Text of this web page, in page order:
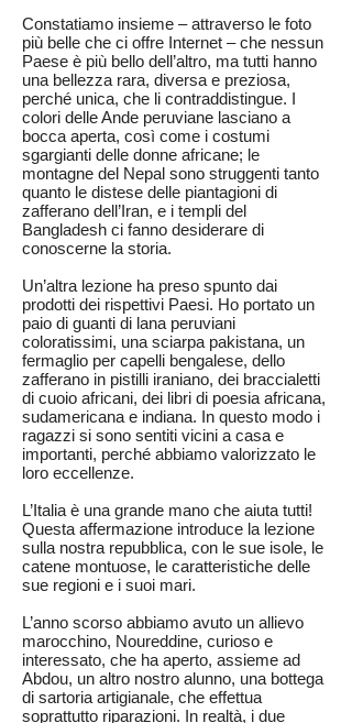
Constatiamo insieme – attraverso le foto
più belle che ci offre Internet – che nessun
Paese è più bello dell’altro, ma tutti hanno
una bellezza rara, diversa e preziosa,
perché unica, che li contraddistingue. I
colori delle Ande peruviane lasciano a
bocca aperta, così come i costumi
sgargianti delle donne africane; le
montagne del Nepal sono struggenti tanto
quanto le distese delle piantagioni di
zafferano dell’Iran, e i templi del
Bangladesh ci fanno desiderare di
conoscerne la storia.
Un’altra lezione ha preso spunto dai
prodotti dei rispettivi Paesi. Ho portato un
paio di guanti di lana peruviani
coloratissimi, una sciarpa pakistana, un
fermaglio per capelli bengalese, dello
zafferano in pistilli iraniano, dei braccialetti
di cuoio africani, dei libri di poesia africana,
sudamericana e indiana. In questo modo i
ragazzi si sono sentiti vicini a casa e
importanti, perché abbiamo valorizzato le
loro eccellenze.
L’Italia è una grande mano che aiuta tutti!
Questa affermazione introduce la lezione
sulla nostra repubblica, con le sue isole, le
catene montuose, le caratteristiche delle
sue regioni e i suoi mari.
L’anno scorso abbiamo avuto un allievo
marocchino, Noureddine, curioso e
interessato, che ha aperto, assieme ad
Abdou, un altro nostro alunno, una bottega
di sartoria artigianale, che effettua
soprattutto riparazioni. In realtà, i due